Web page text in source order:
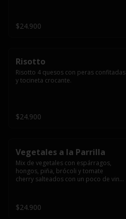
$24.900
Risotto
Risotto 4 quesos con peras confitadas
y tocineta crocante.
$24.900
Vegetales a la Parrilla
Mix de vegetales con espárragos,
hongos, piña, brócoli y tomate
cherry salteados con un poco de vino
$24.900